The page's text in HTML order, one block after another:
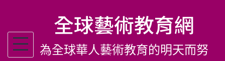
主
全球藝術教育網
為全球華人藝術教育的明天而努